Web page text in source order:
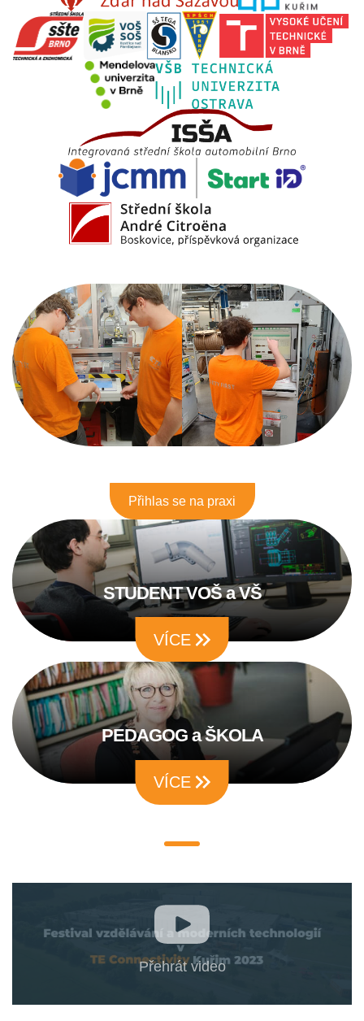
Přihlas se na praxi
STUDENT VOŠ a VŠ
VÍCE
PEDAGOG a ŠKOLA
VÍCE
Přehrát video